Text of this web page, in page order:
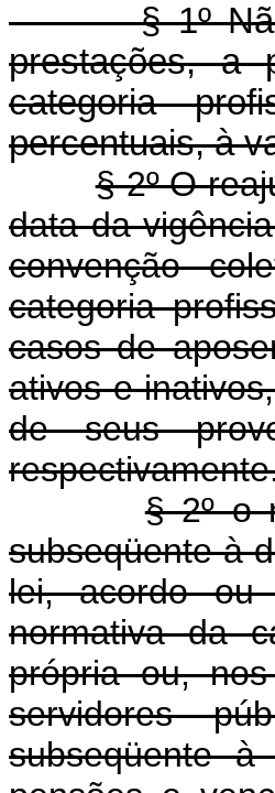
§ 1º Não
prestações, a
categoria
percentuais, à
§ 2º O
data da
convenção
categoria
casos de
ativos e
de seus
§ 2º o
subseqüente à
lei, acordo ou
normativa da
própria ou,
servidores
subseqüente